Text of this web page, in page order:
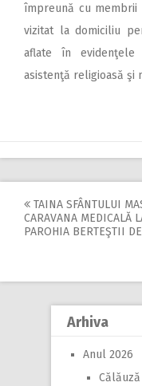
împreună cu membrii
vizitat la domiciliu
aflate în evidenţele
asistenţă religioasă şi
Post
TAINA SFÂNTULUI
CARAVANA MEDICALĂ
PAROHIA BERTEŞTII
Arhiva
Anul 2026